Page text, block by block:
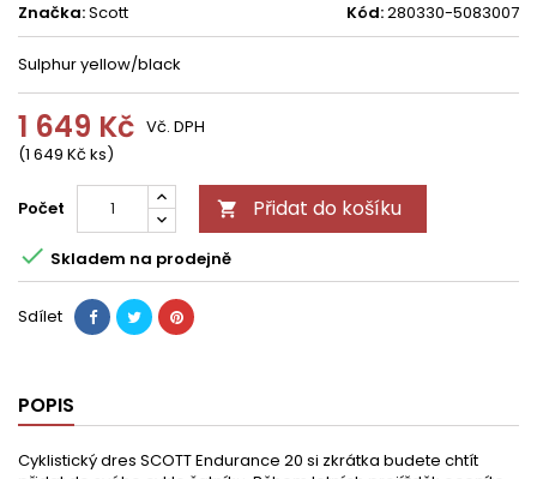
Značka:Scott Kód:280330-5083007
Sulphur yellow/black
1 649 Kč
(1 649 Kč ks)
Vč. DPH
Počet  Přidat do košíku
 Skladem na prodejně
Sdílet
POPIS
Cyklistický dres SCOTT Endurance 20 si zkrátka budete chtít